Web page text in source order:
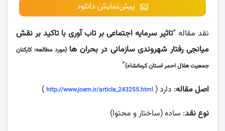
پیش‌نمایش دانلود
نقد مقاله “تاثیر سرمایه اجتماعی بر تاب آوری با تاکید بر نقش
میانجی رفتار شهروندی سازمانی در بحران ها(مورد مطالعه: کارکنان
جمعیت هلال احمر استان کرمانشاه)”
اصل مقاله: دارد ( http://www.joem.ir/article_243255.html
)
نوع نقد: ساده (ساختار و محتوا)